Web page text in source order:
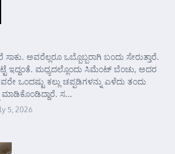
ಅವರೆಲ್ಲರೂ ಒಬ್ಬೊಬ್ಬರಾಗಿ ಬಂದು ಸೇರುತ್ತಾರೆ.
ಇದ್ದಂತೆ. ಮಧ್ಯದಲ್ಲೊಂದು ಸಿಮೆಂಟ್ ಬೆಂಚು, ಅದರ
ಒಂದಷ್ಟು ಕಲ್ಲು ಚಪ್ಪಡಿಗಳನ್ನು ಎಳೆದು ತಂದು
ಮಾಡಿಕೊಂಡಿದ್ದಾರೆ. ಸ...
5, 2026